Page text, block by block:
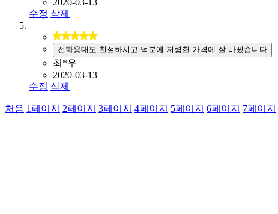
수정 삭제
전화응대도 친절하시고 덕분에 저렴한 가격에 잘 바꿨습니다
최*우
2020-03-13
수정 삭제
처음 1페이지 2페이지 3페이지 4페이지 5페이지 6페이지 7페이지